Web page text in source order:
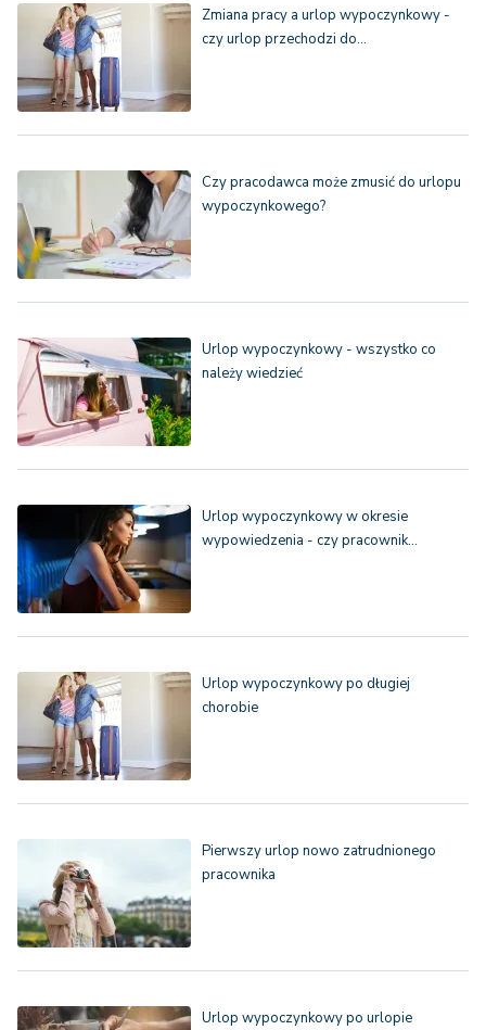
Zmiana pracy a urlop wypoczynkowy -
czy urlop przechodzi do…
Czy pracodawca może zmusić do urlopu
wypoczynkowego?
Urlop wypoczynkowy - wszystko co
należy wiedzieć
Urlop wypoczynkowy w okresie
wypowiedzenia - czy pracownik…
Urlop wypoczynkowy po długiej
chorobie
Pierwszy urlop nowo zatrudnionego
pracownika
Urlop wypoczynkowy po urlopie